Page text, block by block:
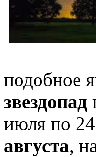
подобное
звездопад
июля по
августа,